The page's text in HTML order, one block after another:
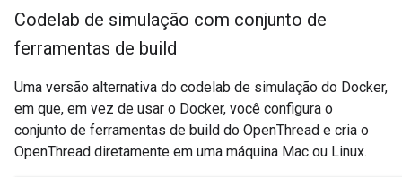
Codelab de simulação com conjunto de
ferramentas de build
Uma versão alternativa do codelab de simulação do Docker,
em que, em vez de usar o Docker, você configura o
conjunto de ferramentas de build do OpenThread e cria o
OpenThread diretamente em uma máquina Mac ou Linux.